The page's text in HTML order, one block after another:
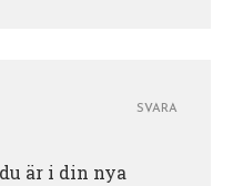
är i din nya
SVARA